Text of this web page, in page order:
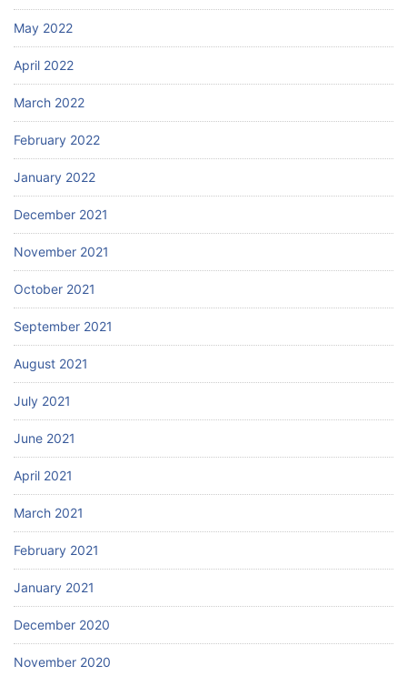
May 2022
April 2022
March 2022
February 2022
January 2022
December 2021
November 2021
October 2021
September 2021
August 2021
July 2021
June 2021
April 2021
March 2021
February 2021
January 2021
December 2020
November 2020